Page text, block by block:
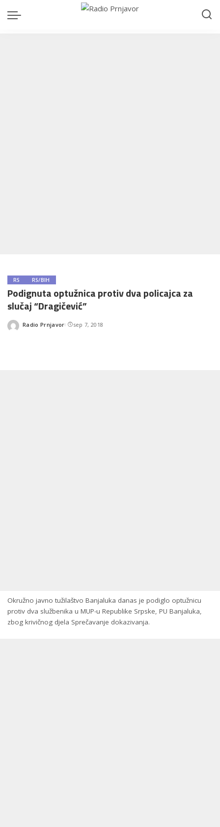
RS RS/BIH
Podignuta optužnica protiv dva policajca za
slučaj “Dragičević”
Posted
Radio Prnjavor sep 7, 2018
Okružno javno tužilaštvo Banjaluka danas je podiglo optužnicu
protiv dva službenika u MUP-u Republike Srpske, PU Banjaluka,
zbog krivičnog djela Sprečavanje dokazivanja.